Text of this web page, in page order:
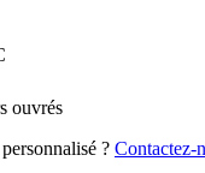
ouvrés
? Contactez-